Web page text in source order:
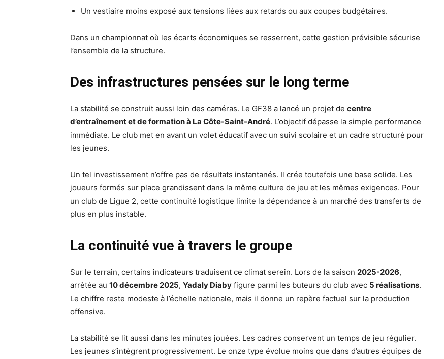
Un vestiaire moins exposé aux tensions liées aux retards ou aux coupes budgétaires.
Dans un championnat où les écarts économiques se resserrent, cette gestion prévisible sécurise
l’ensemble de la structure.
Des infrastructures pensées sur le long terme
La stabilité se construit aussi loin des caméras. Le GF38 a lancé un projet de centre
d’entraînement et de formation à La Côte-Saint-André. L’objectif dépasse la simple performance
immédiate. Le club met en avant un volet éducatif avec un suivi scolaire et un cadre structuré pour
les jeunes.
Un tel investissement n’offre pas de résultats instantanés. Il crée toutefois une base solide. Les
joueurs formés sur place grandissent dans la même culture de jeu et les mêmes exigences. Pour
un club de Ligue 2, cette continuité logistique limite la dépendance à un marché des transferts de
plus en plus instable.
La continuité vue à travers le groupe
Sur le terrain, certains indicateurs traduisent ce climat serein. Lors de la saison 2025-2026,
arrêtée au 10 décembre 2025, Yadaly Diaby figure parmi les buteurs du club avec 5 réalisations.
Le chiffre reste modeste à l’échelle nationale, mais il donne un repère factuel sur la production
offensive.
La stabilité se lit aussi dans les minutes jouées. Les cadres conservent un temps de jeu régulier.
Les jeunes s’intègrent progressivement. Le onze type évolue moins que dans d’autres équipes de